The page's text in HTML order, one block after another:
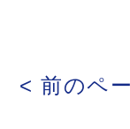
< 前のペ